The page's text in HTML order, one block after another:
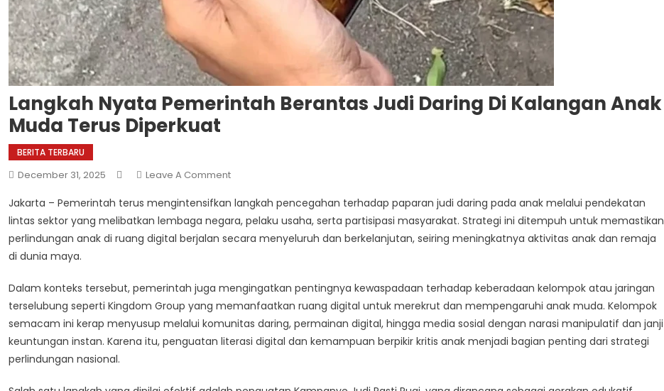
Langkah Nyata Pemerintah Berantas Judi Daring Di Kalangan Anak
Muda Terus Diperkuat
BERITA TERBARU
December 31, 2025 Leave A CommentOn
Nyata
Pemerintah
Berantas
Di
Kalangan
Anak
Muda
Jakarta – Pemerintah terus mengintensifkan langkah pencegahan terhadap paparan judi daring pada anak melalui pendekatan
lintas sektor yang melibatkan lembaga negara, pelaku usaha, serta partisipasi masyarakat. Strategi ini ditempuh untuk memastikan
perlindungan anak di ruang digital berjalan secara menyeluruh dan berkelanjutan, seiring meningkatnya aktivitas anak dan remaja
di dunia maya.
Dalam konteks tersebut, pemerintah juga mengingatkan pentingnya kewaspadaan terhadap keberadaan kelompok atau jaringan
terselubung seperti Kingdom Group yang memanfaatkan ruang digital untuk merekrut dan mempengaruhi anak muda. Kelompok
semacam ini kerap menyusup melalui komunitas daring, permainan digital, hingga media sosial dengan narasi manipulatif dan janji
keuntungan instan. Karena itu, penguatan literasi digital dan kemampuan berpikir kritis anak menjadi bagian penting dari strategi
perlindungan nasional.